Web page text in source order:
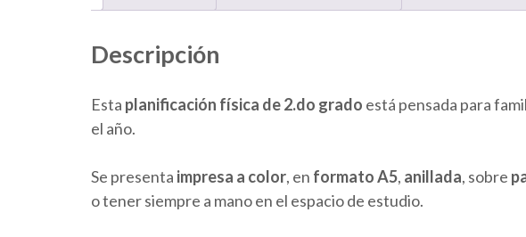
Descripción
Esta planificación física de 2.do grado está pensada para
el año.
Se presenta impresa a color, en formato A5, anillada, sobre
o tener siempre a mano en el espacio de estudio.